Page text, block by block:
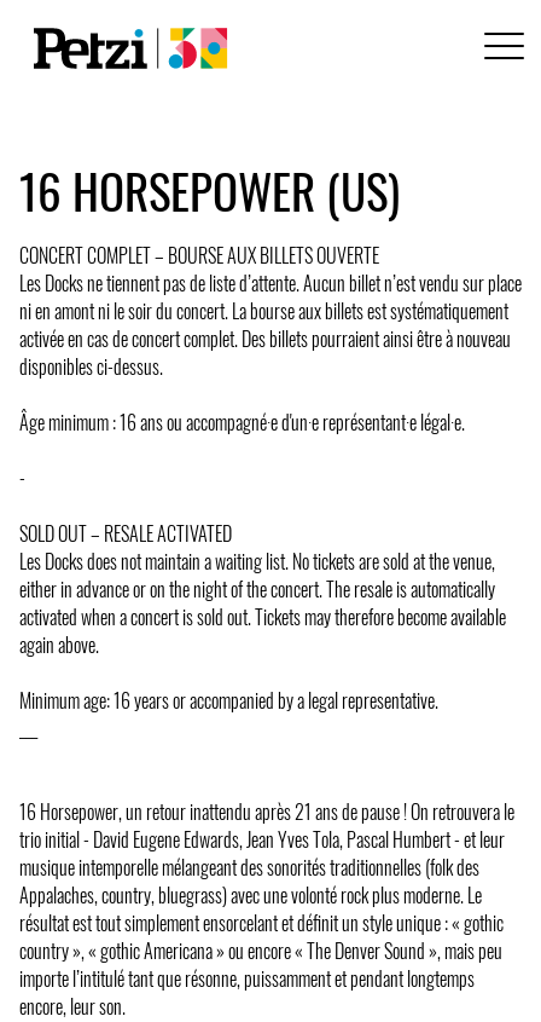
16 HORSEPOWER (US)
CONCERT COMPLET – BOURSE AUX BILLETS OUVERTE
Les Docks ne tiennent pas de liste d’attente. Aucun billet n’est vendu sur place
ni en amont ni le soir du concert. La bourse aux billets est systématiquement
activée en cas de concert complet. Des billets pourraient ainsi être à nouveau
disponibles ci-dessus.
Âge minimum : 16 ans ou accompagné·e d'un·e représentant·e légal·e.
-
SOLD OUT – RESALE ACTIVATED
Les Docks does not maintain a waiting list. No tickets are sold at the venue,
either in advance or on the night of the concert. The resale is automatically
activated when a concert is sold out. Tickets may therefore become available
again above.
Minimum age: 16 years or accompanied by a legal representative.
16 Horsepower, un retour inattendu après 21 ans de pause ! On retrouvera le
trio initial - David Eugene Edwards, Jean Yves Tola, Pascal Humbert - et leur
musique intemporelle mélangeant des sonorités traditionnelles (folk des
Appalaches, country, bluegrass) avec une volonté rock plus moderne. Le
résultat est tout simplement ensorcelant et définit un style unique : « gothic
country », « gothic Americana » ou encore « The Denver Sound », mais peu
importe l’intitulé tant que résonne, puissamment et pendant longtemps
encore, leur son.